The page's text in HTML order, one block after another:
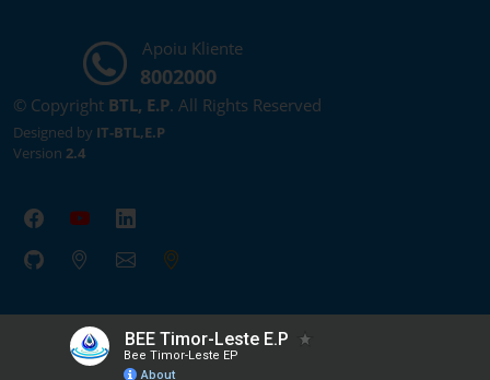
Apoiu Kliente
8002000
© Copyright BTL, E.P. All Rights Reserved
Designed by IT-BTL,E.P
Version 2.4